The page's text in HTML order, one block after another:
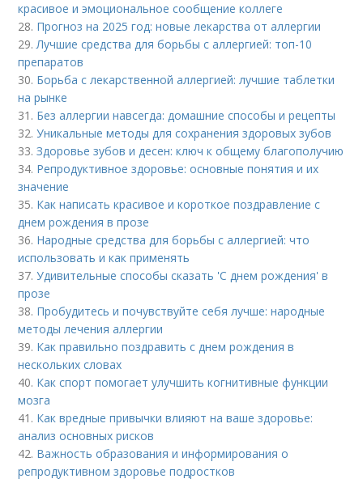
красивое и эмоциональное сообщение коллеге
28. Прогноз на 2025 год: новые лекарства от аллергии
29.Лучшие средства для борьбы с аллергией: топ-10
препаратов
30. Борьба с лекарственной аллергией: лучшие таблетки
на рынке
31. Без аллергии навсегда: домашние способы и рецепты
32.Уникальные методы для сохранения здоровых зубов
33.Здоровье зубов и десен: ключ к общему благополучию
34. Репродуктивное здоровье: основные понятия и их
значение
35. Как написать красивое и короткое поздравление с
днем рождения в прозе
36. Народные средства для борьбы с аллергией: что
использовать и как применять
37.Удивительные способы сказать 'С днем рождения' в
прозе
38. Пробудитесь и почувствуйте себя лучше: народные
методы лечения аллергии
39. Как правильно поздравить с днем рождения в
нескольких словах
40. Как спорт помогает улучшить когнитивные функции
мозга
41. Как вредные привычки влияют на ваше здоровье:
анализ основных рисков
42. Важность образования и информирования о
репродуктивном здоровье подростков